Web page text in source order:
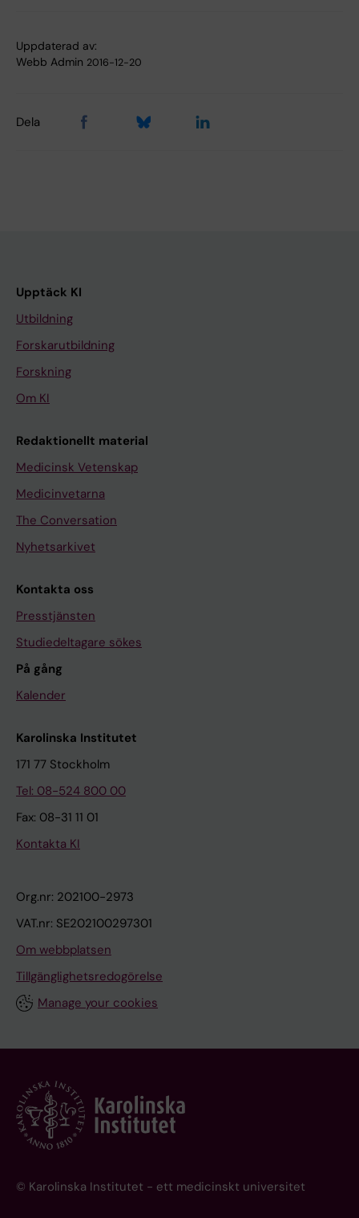
Uppdaterad av:
Webb Admin 2016-12-20
Dela
Upptäck KI
Utbildning
Forskarutbildning
Forskning
Om KI
Redaktionellt material
Medicinsk Vetenskap
Medicinvetarna
The Conversation
Nyhetsarkivet
Kontakta oss
Presstjänsten
Studiedeltagare sökes
På gång
Kalender
Karolinska Institutet
171 77 Stockholm
Tel: 08-524 800 00
Fax: 08-31 11 01
Kontakta KI
Org.nr: 202100-2973
VAT.nr: SE202100297301
Om webbplatsen
Tillgänglighetsredogörelse
Manage your cookies
© Karolinska Institutet - ett medicinskt universitet